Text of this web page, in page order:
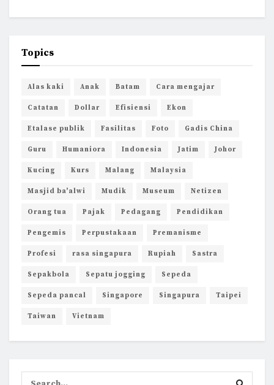
Topics
Alas kaki Anak Batam Cara mengajar
Catatan Dollar Efisiensi Ekon
Etalase publik Fasilitas Foto Gadis China
Guru Humaniora Indonesia Jatim Johor
Kucing Kurs Malang Malaysia
Masjid ba'alwi Mudik Museum Netizen
Orang tua Pajak Pedagang Pendidikan
Pengemis Perpustakaan Premanisme
Profesi rasa singapura Rupiah Sastra
Sepakbola Sepatu jogging Sepeda
Sepeda pancal Singapore Singapura Taipei
Taiwan Vietnam